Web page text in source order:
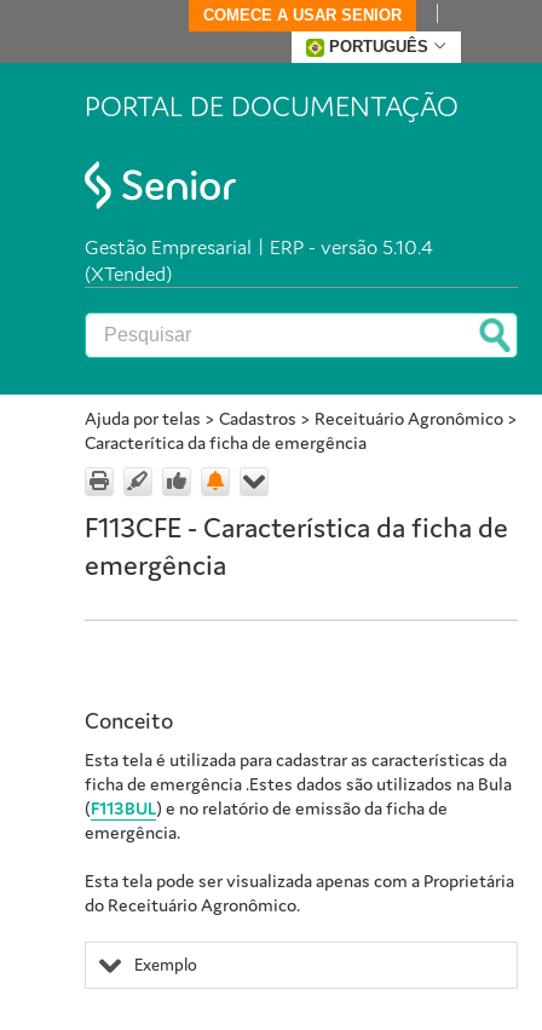
COMECE A USAR SENIOR
PORTUGUÊS
PORTAL DE DOCUMENTAÇÃO
Gestão Empresarial | ERP - versão 5.10.4
(XTended)
Ajuda por telas > Cadastros > Receituário Agronômico >
Caracterítica da ficha de emergência
F113CFE - Característica da ficha de
emergência
Conceito
Esta tela é utilizada para cadastrar as características da
ficha de emergência.Estes dados são utilizados na Bula
(F113BUL) e no relatório de emissão da ficha de
emergência.
Esta tela pode ser visualizada apenas com a Proprietária
do Receituário Agronômico.
Exemplo